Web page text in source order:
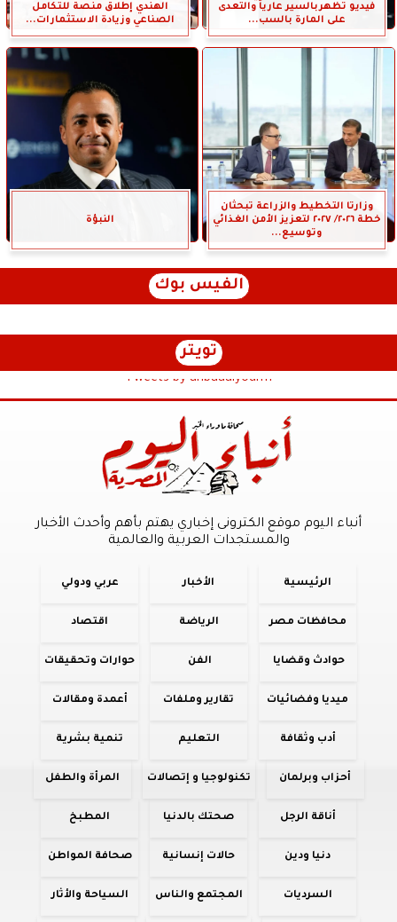
فيديو تظهربالسير عارياً والتعدى
على المارة بالسب...
الهندي إطلاق منصة للتكامل
الصناعي وزيادة الاستثمارات...
وزارتا التخطيط والزراعة تبحثان
خطة ٢٠٢٦/ ٢٠٢٧ لتعزيز الأمن الغذائي
وتوسيع...
النبؤة
الفيس بوك
تويتر
Tweets by anbaaalyoum1
أنباء اليوم موقع الكترونى إخباري يهتم بأهم وأحدث الأخبار
والمستجدات العربية والعالمية
الرئيسية الأخبار عربي ودولي
محافظات مصر الرياضة اقتصاد
حوادث وقضايا الفن حوارات وتحقيقات
ميديا وفضائيات تقارير وملفات أعمدة ومقالات
أدب وثقافة التعليم تنمية بشرية
أحزاب وبرلمان تكنولوجيا و إتصالات المرأة والطفل
أناقة الرجل صحتك بالدنيا المطبخ
دنيا ودين حالات إنسانية صحافة المواطن
السرديات المجتمع والناس السياحة والأثار